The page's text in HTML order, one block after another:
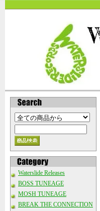
Waterslide Releases
BOSS TUNEAGE
MOSH TUNEAGE
BREAK THE CONNECTION